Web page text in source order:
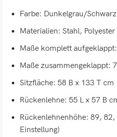
Farbe: Dunkelgrau/Schwarz
Materialien: Stahl, Polyester
Maße komplett
Maße zusammengeklappt:
Sitzfläche: 58 B x 133 T cm
Rückenlehne: 55 L x 57 B
Rückenlehnenhöhe: 89,
Einstellung)